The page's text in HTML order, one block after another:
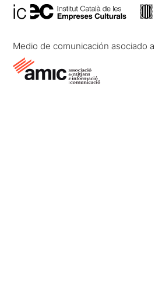
Medio de comunicación asociado a